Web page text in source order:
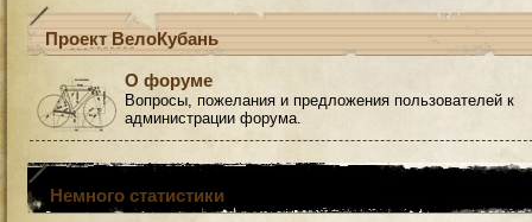
Проект ВелоКубань
О форуме
Вопросы, пожелания и предложения пользователей к
администрации форума.
Немного статистики